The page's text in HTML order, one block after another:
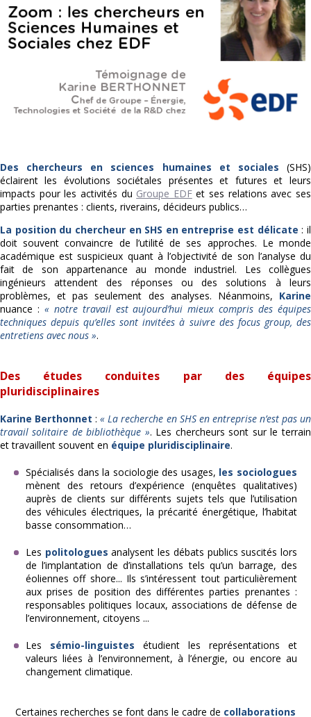
Des chercheurs en sciences humaines et sociales (SHS)
éclairent les évolutions sociétales présentes et futures et leurs
impacts pour les activités du Groupe EDFet ses relations avec ses
parties prenantes : clients, riverains, décideurs publics…
La position du chercheur en SHS en entreprise est délicate : il
doit souvent convaincre de l’utilité de ses approches. Le monde
académique est suspicieux quant à l’objectivité de son l’analyse du
fait de son appartenance au monde industriel. Les collègues
ingénieurs attendent des réponses ou des solutions à leurs
problèmes, et pas seulement des analyses. Néanmoins, Karine
nuance : « notre travail est aujourd’hui mieux compris des équipes
techniques depuis qu’elles sont invitées à suivre des focus group, des
entretiens avec nous ».
Des études conduites par des équipes
pluridisciplinaires
Karine Berthonnet:« La recherche en SHS en entreprise n’est pas un
travail solitaire de bibliothèque ». Les chercheurs sont sur le terrain
et travaillent souvent en équipe pluridisciplinaire.
Spécialisés dans la sociologie des usages, les sociologues
mènent des retours d’expérience (enquêtes qualitatives)
auprès de clients sur différents sujets tels que l’utilisation
des véhicules électriques, la précarité énergétique, l’habitat
basse consommation…
Les politologues analysent les débats publics suscités lors
de l’implantation de d’installations tels qu’un barrage, des
éoliennes off shore... Ils s’intéressent tout particulièrement
aux prises de position des différentes parties prenantes :
responsables politiques locaux, associations de défense de
l’environnement, citoyens ...
Les sémio-linguistes étudient les représentations et
valeurs liées à l’environnement, à l’énergie, ou encore au
changement climatique.
Certaines recherches se font dans le cadre de collaborations